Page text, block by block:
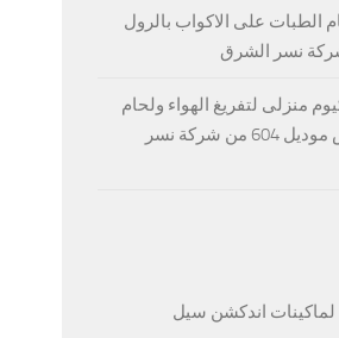
الطبات على الاكواب بالرول
منزلى لتفريغ الهواء ولحام
اكياس ياميش موديل 604 من شركة نسر
لماكينات اندكشن سيل